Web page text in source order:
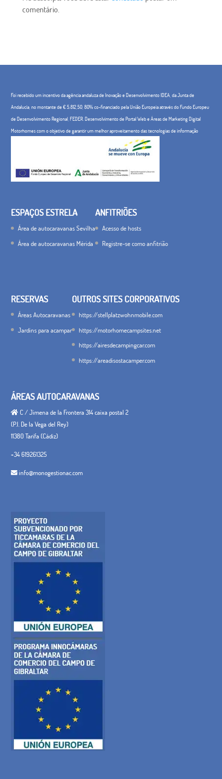
comentário.
Foi recebido um incentivo da agência andaluza de Inovação e Desenvolvimento IDEA, da Junta de
Andalucía, no montante de € 5.812,50, 80% co-financiado pela União Europeia através do Fundo Europeu
de Desenvolvimento Regional, FEDER. Desenvolvimento de Portal Web e Áreas de Marketing Digital
Motorhomes com o objetivo de garantir um melhor aproveitamento das tecnologias de informação
ESPAÇOS ESTRELA
Área de autocaravanas Sevilha
Área de autocaravanas Mérida
ANFITRIÕES
Acesso de hosts
Registre-se como anfitrião
RESERVAS
Áreas Autocaravanas
Jardins para acampar
OUTROS SITES CORPORATIVOS
https://stellplatzwohnmobile.com
https://motorhomecampsites.net
https://airesdecampingcar.com
https://areadisostacamper.com
ÁREAS AUTOCARAVANAS
C / Jimena de la Frontera 314 caixa postal 2
(P.I. De la Vega del Rey)
11380 Tarifa (Cádiz)
+34 619261325
info@monogestionac.com